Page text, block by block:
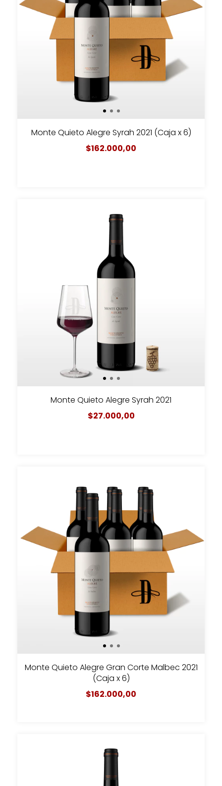
Monte Quieto Alegre Syrah 2021 (Caja x 6)
$162.000,00
Monte Quieto Alegre Syrah 2021
$27.000,00
Monte Quieto Alegre Gran Corte Malbec 2021
(Caja x 6)
$162.000,00